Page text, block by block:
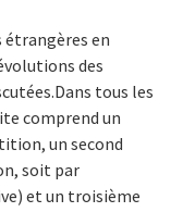
étrangères en
des
tous les
comprend un
un second
soit par
et un troisième